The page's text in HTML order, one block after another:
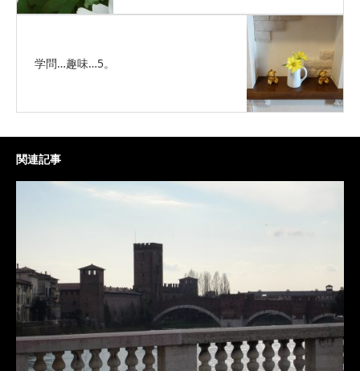
学問…趣味…5。
関連記事